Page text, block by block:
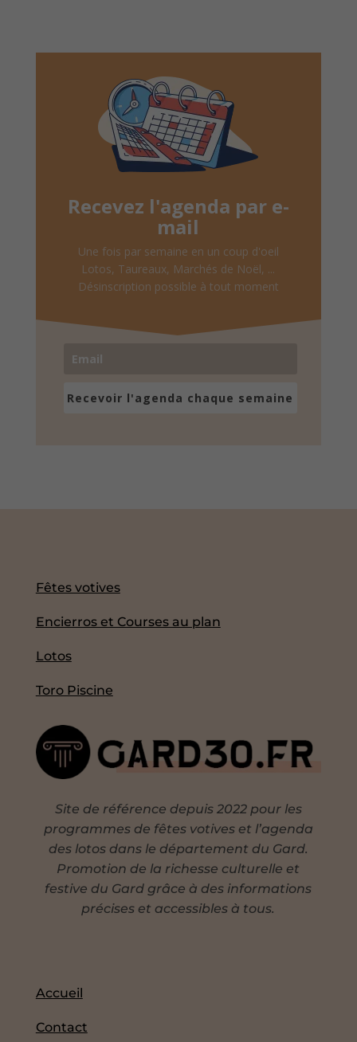
Recevez l'agenda par e-
mail
Une fois par semaine en un coup d'oeil
Lotos, Taureaux, Marchés de Noël, ...
Désinscription possible à tout moment
Recevoir l'agenda chaque semaine
Fêtes votives
Encierros et Courses au plan
Lotos
Toro Piscine
Site de référence depuis 2022 pour les
programmes de fêtes votives et l’agenda
des lotos dans le département du Gard.
Promotion de la richesse culturelle et
festive du Gard grâce à des informations
précises et accessibles à tous.
Accueil
Contact